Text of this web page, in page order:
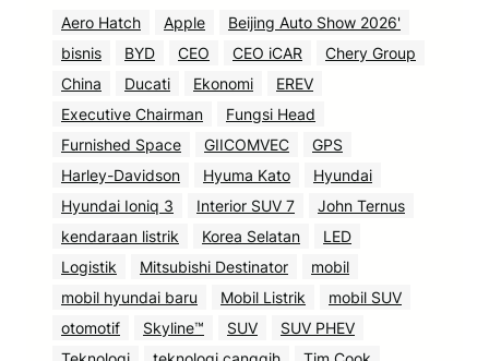
Aero Hatch Apple
Beijing Auto Show 2026'
bisnis
BYD CEO CEO iCAR
Chery Group
China
Ducati Ekonomi
EREV
Executive Chairman
Fungsi Head
Furnished Space
GIICOMVEC
GPS
Harley-Davidson
Hyuma Kato
Hyundai
Hyundai Ioniq 3
Interior SUV 7
John Ternus
kendaraan listrik
Korea Selatan
LED
Logistik
Mitsubishi Destinator
mobil
mobil hyundai baru
Mobil Listrik
mobil SUV
otomotif
Skyline™ SUV
SUV PHEV